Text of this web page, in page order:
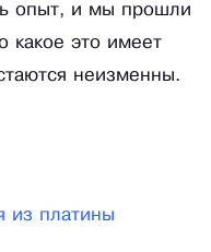
опыт, и мы прошли
какое это имеет
неизменны.
из платины